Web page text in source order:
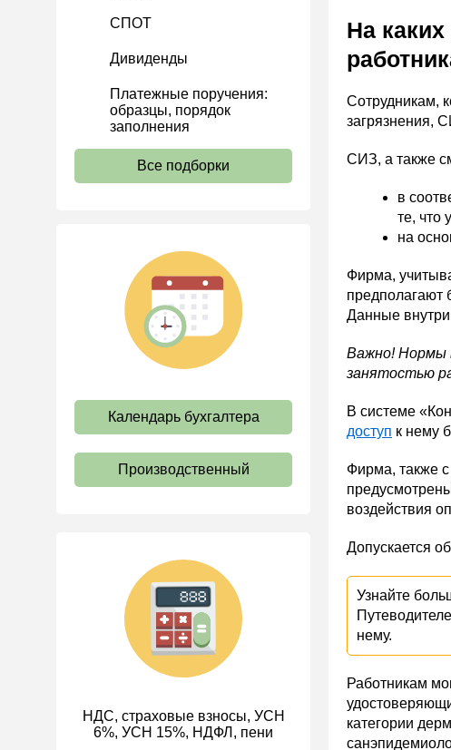
Учет МПЗ
Зарплаты и кадры
Основы трудового
Прием на работу и переводы
Коллективный договор и
локальные акты
Рабочее время и режим
труда
Отпуск и время отдыха
Ответственность и
взыскания
Пенсии
должностные инструкции
Трудовые книжки
Кадровые документы и
образцы
Персональные данные
ИП
СПОТ
Дивиденды
Платежные поручения:
образцы, порядок
заполнения
Все подборки
Календарь бухгалтера
Производственный
НДС, страховые взносы, УСН
6%, УСН 15%, НДФЛ, пени
На
Сотрудникам,
загрязнения,
СИЗ, а также
в
те, что
на
Фирма,
предполагают
Данные
Важно! Нормы
занятостью
В системе
доступ к нему
Фирма, также
воздействия
Допускается
Узнайте
нему.
Работникам
категории